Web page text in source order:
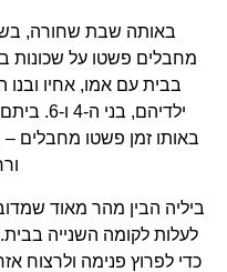
באותה שבת שחורה,
מחבלים פשטו על שכונות
בבית עם אמו, אחיו ובנו
ילדיהם,
באותו זמן פשטו מחבלים –
ביליה הבין מהר מאוד
לעלות לקומה השנייה
כדי לפרוץ פנימה ולרצוח